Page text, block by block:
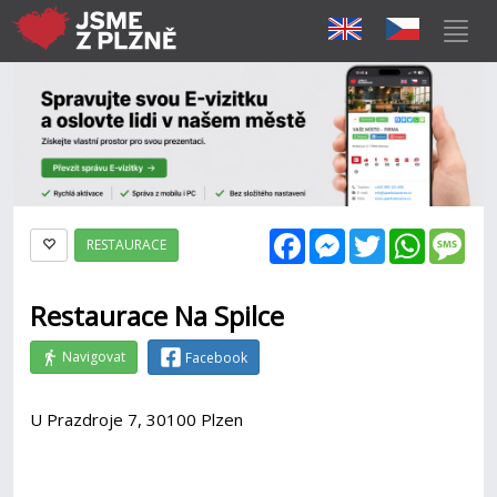
FacebookMessenger
Twitter
RESTAURACE
Restaurace Na Spilce
Navigovat Facebook
U Prazdroje 7, 30100 Plzen